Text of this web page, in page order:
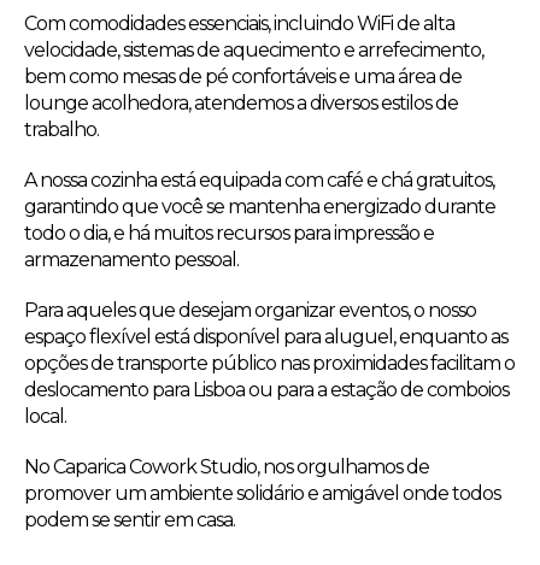
Com comodidades essenciais, incluindo WiFi de alta
velocidade, sistemas de aquecimento e arrefecimento,
bem como mesas de pé confortáveis e uma área de
lounge acolhedora, atendemos a diversos estilos de
trabalho.
A nossa cozinha está equipada com café e chá gratuitos,
garantindo que você se mantenha energizado durante
todo o dia, e há muitos recursos para impressão e
armazenamento pessoal.
Para aqueles que desejam organizar eventos, o nosso
espaço flexível está disponível para aluguel, enquanto as
opções de transporte público nas proximidades facilitam o
deslocamento para Lisboa ou para a estação de comboios
local.
No Caparica Cowork Studio, nos orgulhamos de
promover um ambiente solidário e amigável onde todos
podem se sentir em casa.